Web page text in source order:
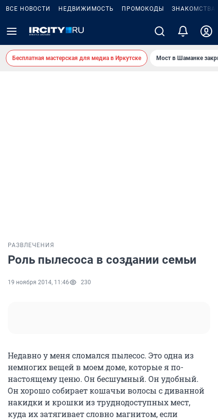
ВСЕ НОВОСТИ НЕДВИЖИМОСТЬ ПРОМОКОДЫ ЗНАКОМСТВА
Бесплатная мастерская для медиа в Иркутске Мост в Шаманке
РАЗВЛЕЧЕНИЯ
Роль пылесоса в создании семьи
19 ноября 2014, 11:46 230
Недавно у меня сломался пылесос. Это одна из
немногих вещей в моем доме, которые я по-
настоящему ценю. Он бесшумный. Он удобный.
Он хорошо собирает кошачьи волосы с диванной
накидки и крошки из труднодоступных мест,
куда их затягивает словно магнитом, если